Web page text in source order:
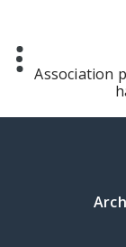
contenu
Association